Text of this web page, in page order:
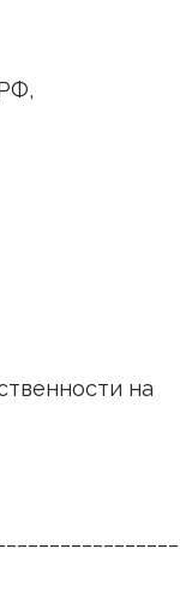
на